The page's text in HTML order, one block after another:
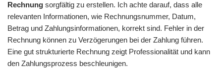
Rechnung sorgfältig zu erstellen. Ich achte darauf, dass alle
relevanten Informationen, wie Rechnungsnummer, Datum,
Betrag und Zahlungsinformationen, korrekt sind. Fehler in der
Rechnung können zu Verzögerungen bei der Zahlung führen.
Eine gut strukturierte Rechnung zeigt Professionalität und kann
den Zahlungsprozess beschleunigen.